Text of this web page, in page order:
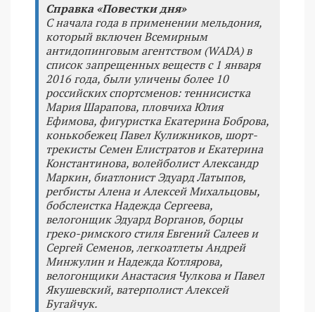
Справка «Повестки дня»
С начала года в применении мельдония,
который включен Всемирным
антидопинговым агентством (WADA) в
список запрещенных веществ с 1 января
2016 года, были уличены более 10
российских спортсменов: теннисистка
Мария Шарапова, пловчиха Юлия
Ефимова, фигуристка Екатерина Боброва,
конькобежец Павел Кулижников, шорт-
трекисты Семен Елистратов и Екатерина
Константинова, волейболист Александр
Маркин, биатлонист Эдуард Латыпов,
регбисты Алена и Алексей Михальцовы,
бобслеистка Надежда Сергеева,
велогонщик Эдуард Ворганов, борцы
греко-римского стиля Евгений Салеев и
Сергей Семенов, легкоатлеты Андрей
Минжулин и Надежда Котлярова,
велогонщики Анастасия Чулкова и Павел
Якушевский, ватерполист Алексей
Бугайчук.